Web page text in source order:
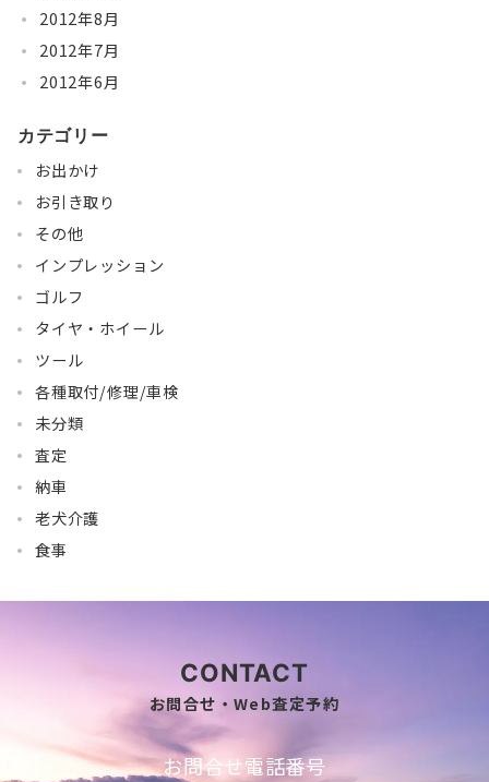
2012年8月
2012年7月
2012年6月
カテゴリー
お出かけ
お引き取り
その他
インプレッション
ゴルフ
タイヤ・ホイール
ツール
各種取付/修理/車検
未分類
査定
納車
老犬介護
食事
CONTACT
お問合せ・Web査定予約
お問合せ電話番号